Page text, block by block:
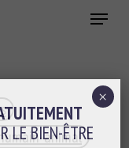
Menu
animal
LE BIEN-ÊTRE
×